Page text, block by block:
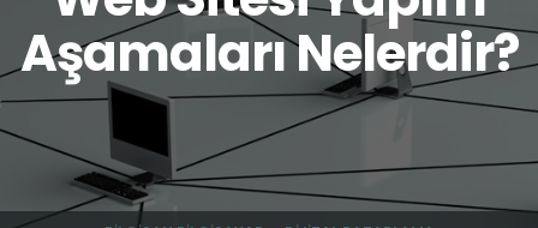
Aşamaları Nelerdir?